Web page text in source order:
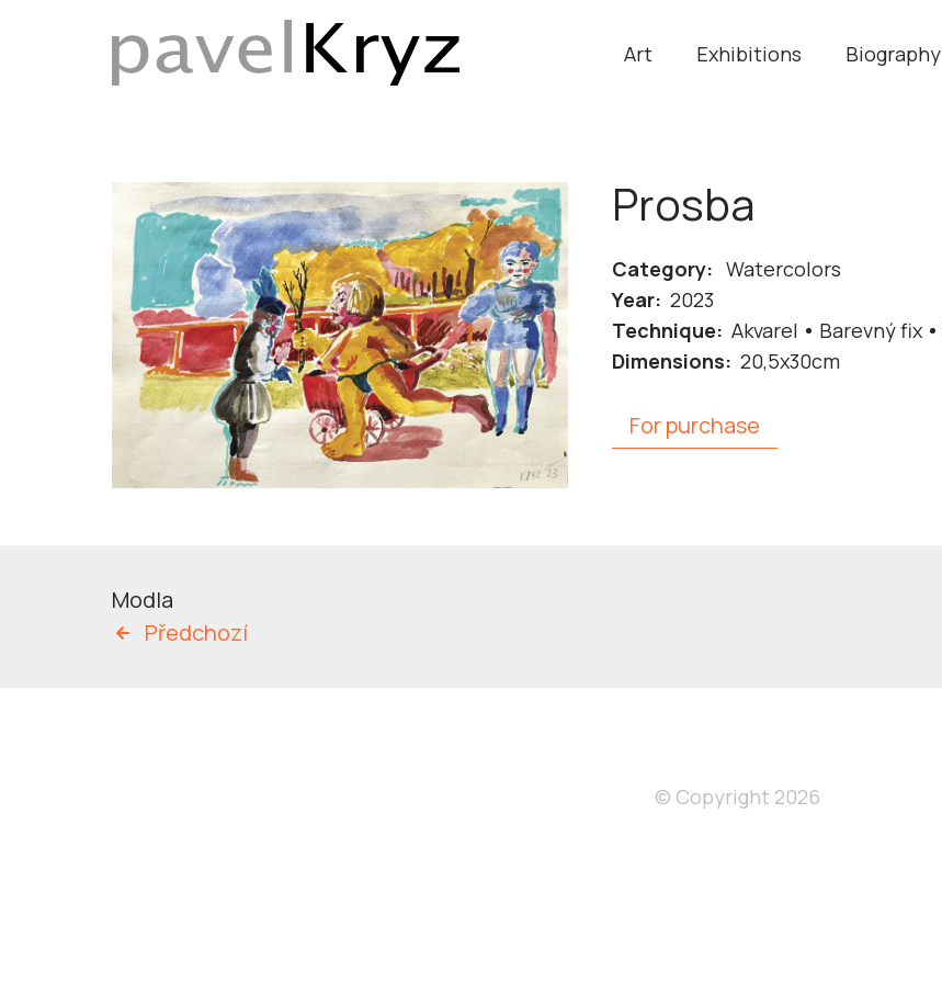
Art Exhibitions Biography
Prosba
Category: Watercolors
Year: 2023
Technique: Akvarel Barevný fix
Dimensions: 20,5x30cm
For purchase
Modla
Předchozí
© Copyright 2026